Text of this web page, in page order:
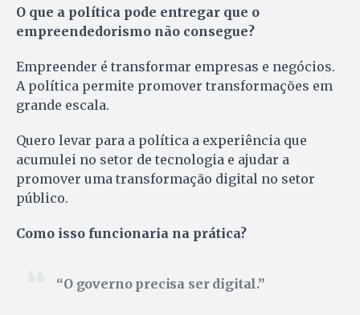
O que a política pode entregar que o
empreendedorismo não consegue?
Empreender é transformar empresas e negócios.
A política permite promover transformações em
grande escala.
Quero levar para a política a experiência que
acumulei no setor de tecnologia e ajudar a
promover uma transformação digital no setor
público.
Como isso funcionaria na prática?
O governo precisa ser digital.